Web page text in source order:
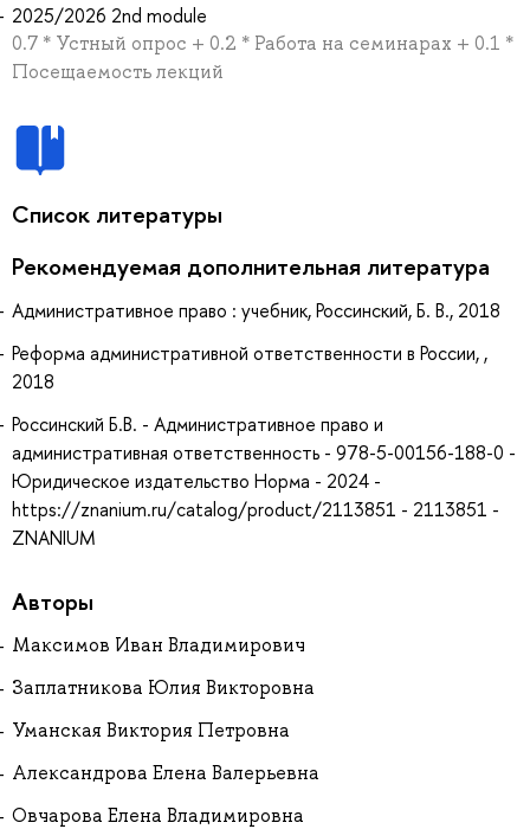
2025/2026 2nd module
0.7 * Устный опрос + 0.2 * Работа на семинарах + 0.1 *
Посещаемость лекций
Список литературы
Рекомендуемая дополнительная литература
Административное право : учебник, Россинский, Б. В., 2018
Реформа административной ответственности в России, ,
2018
Россинский Б.В. - Административное право и
административная ответственность - 978-5-00156-188-0 -
Юридическое издательство Норма - 2024 -
https://znanium.ru/catalog/product/2113851 - 2113851 -
ZNANIUM
Авторы
Максимов Иван Владимирович
Заплатникова Юлия Викторовна
Уманская Виктория Петровна
Александрова Елена Валерьевна
Овчарова Елена Владимировна